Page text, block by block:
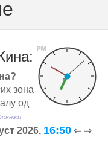
PM
зона
од
2026, 16:50 ⇐ ⇒